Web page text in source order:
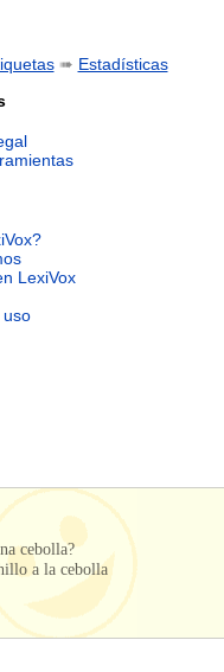
➠ Estadísticas
LexiVox
cebolla?
a la cebolla